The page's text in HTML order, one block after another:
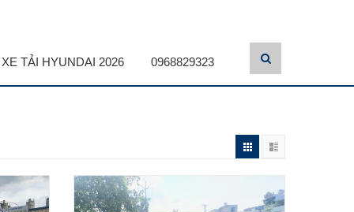
XE TẢI HYUNDAI 2026 0968829323